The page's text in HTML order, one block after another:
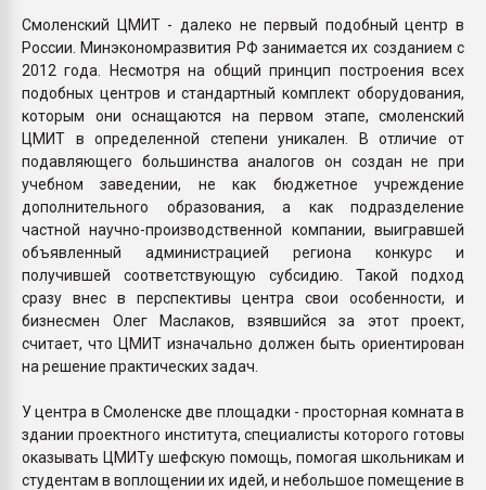
Смоленский ЦМИТ - далеко не первый подобный центр в
России. Минэкономразвития РФ занимается их созданием с
2012 года. Несмотря на общий принцип построения всех
подобных центров и стандартный комплект оборудования,
которым они оснащаются на первом этапе, смоленский
ЦМИТ в определенной степени уникален. В отличие от
подавляющего большинства аналогов он создан не при
учебном заведении, не как бюджетное учреждение
дополнительного образования, а как подразделение
частной научно-производственной компании, выигравшей
объявленный администрацией региона конкурс и
получившей соответствующую субсидию. Такой подход
сразу внес в перспективы центра свои особенности, и
бизнесмен Олег Маслаков, взявшийся за этот проект,
считает, что ЦМИТ изначально должен быть ориентирован
на решение практических задач.
У центра в Смоленске две площадки - просторная комната в
здании проектного института, специалисты которого готовы
оказывать ЦМИТу шефскую помощь, помогая школьникам и
студентам в воплощении их идей, и небольшое помещение в